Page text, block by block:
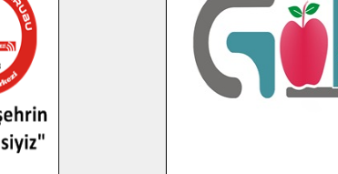
İlçe Jandarma
Bertiz’in Yeni